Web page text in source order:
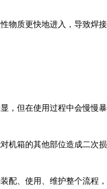
质更快地进入，导致焊
但在使用过程中会慢慢暴
的其他部位造成二次
配、使用、维护整个流